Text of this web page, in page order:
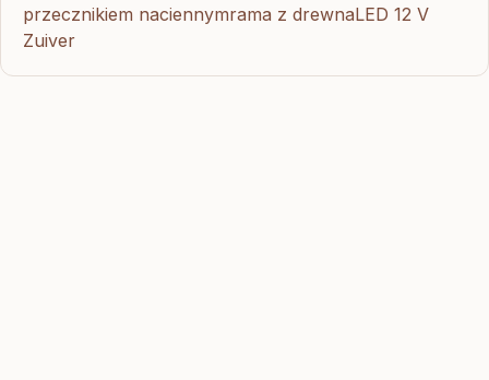
przecznikiem naciennymrama z drewnaLED 12 V
Zuiver